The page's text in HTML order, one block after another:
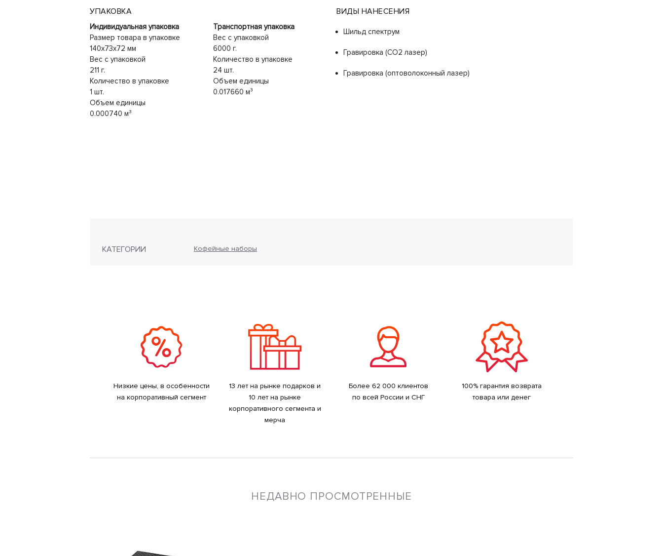
УПАКОВКА
Индивидуальная упаковка
Размер товара в упаковке
140x73x72 мм
Вес с упаковкой
211 г.
Количество в упаковке
1 шт.
Объем единицы
0.000740 м³
Транспортная упаковка
Вес с упаковкой
6000 г.
Количество в упаковке
24 шт.
Объем единицы
0.017660 м³
ВИДЫ НАНЕСЕНИЯ
Шильд спектрум
Гравировка (CO2 лазер)
Гравировка (оптоволоконный лазер)
КАТЕГОРИИ Кофейные наборы
Низкие цены, в особенности
на корпоративный сегмент
13 лет на рынке подарков и
10 лет на рынке
корпоративного сегмента и
мерча
Более 62 000 клиентов
по всей России и СНГ
100% гарантия возврата
товара или денег
НЕДАВНО ПРОСМОТРЕННЫЕ